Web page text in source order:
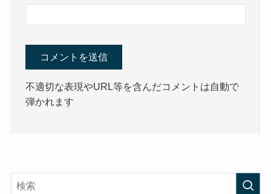
不適切な表現やURL等を含んだコメントは自動で
弾かれます